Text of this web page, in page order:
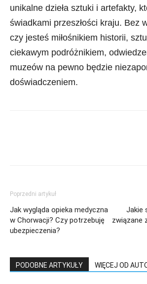
unikalne dzieła sztuki i artefakty,
świadkami przeszłości kraju. Bez
czy jesteś miłośnikiem historii,
ciekawym podróżnikiem,
muzeów na pewno będzie
doświadczeniem.
Poprzedni artykuł
Jak wygląda opieka medyczna
w Chorwacji? Czy potrzebuję
ubezpieczenia?
Jakie
związane
PODOBNE ARTYKUŁY WIĘCEJ OD